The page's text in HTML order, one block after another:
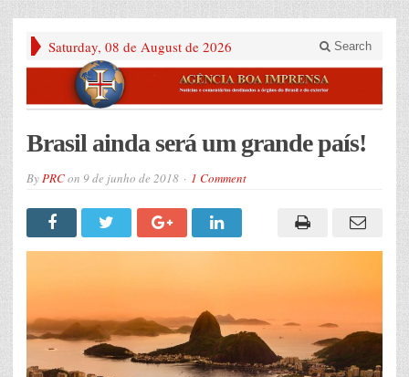
Saturday, 08 de August de 2026 Search
Brasil ainda será um grande país!
ByPRCon 9 de junho de 2018 1 Comment